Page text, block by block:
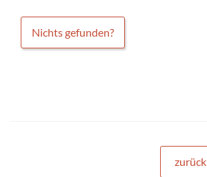
Nichts gefunden?
zurück